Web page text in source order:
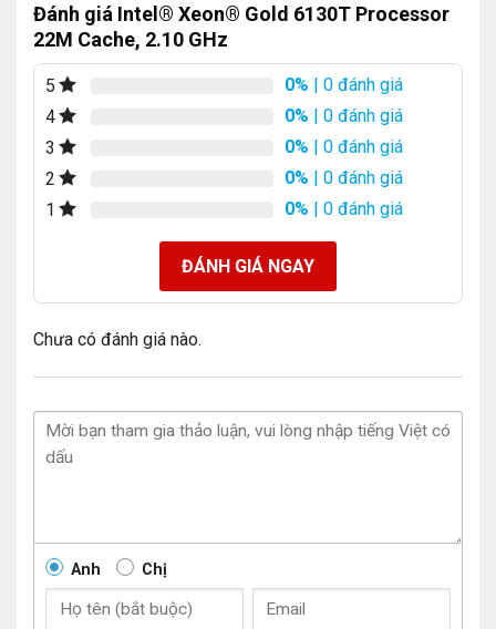
Đánh giá Intel® Xeon® Gold 6130T Processor
22M Cache, 2.10 GHz
5 0% | 0 đánh giá
4
0% | 0 đánh giá
3
0% | 0 đánh giá
2
0% | 0 đánh giá
1
0% | 0 đánh giá
ĐÁNH GIÁ NGAY
Chưa có đánh giá nào.
Anh Chị